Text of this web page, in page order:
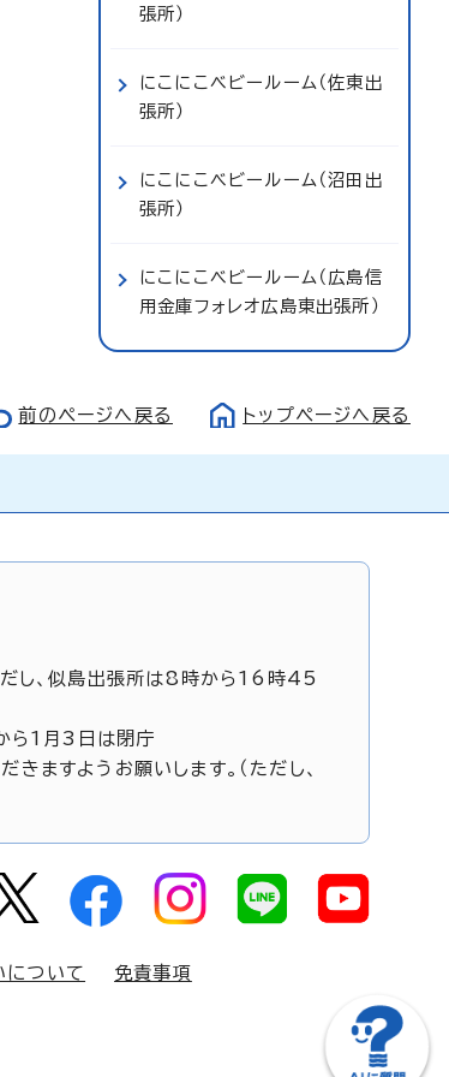
張所）
にこにこベビールーム（佐東出
張所）
にこにこベビールーム（沼田出
張所）
にこにこベビールーム（広島信
用金庫フォレオ広島東出張所）
前のページへ戻る トップページへ戻る
し、似島出張所は8時から16時45
ら1月3日は閉庁
ますようお願いします。（ただし、
について 免責事項